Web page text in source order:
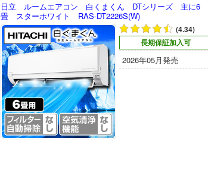
日立 ルームエアコン 白くまくん DTシリーズ 主に6
畳 スターホワイト RAS-DT2226S(W)
(4.34)
長期保証加入可
2026年05月発売